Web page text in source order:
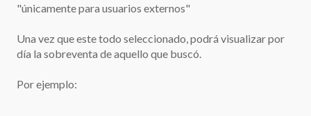
"únicamente para usuarios externos"
Una vez que este todo seleccionado, podrá visualizar por
día la sobreventa de aquello que buscó.
Por ejemplo: